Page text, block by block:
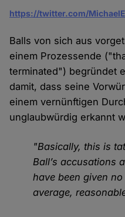
https://twitter.com/
Balls von sich aus
einem Prozessende
terminated") begründet
damit, dass seine
einem vernünftigen
unglaubwürdig erkannt
"Basically, this is
Ball’s accusations
have been given
average,